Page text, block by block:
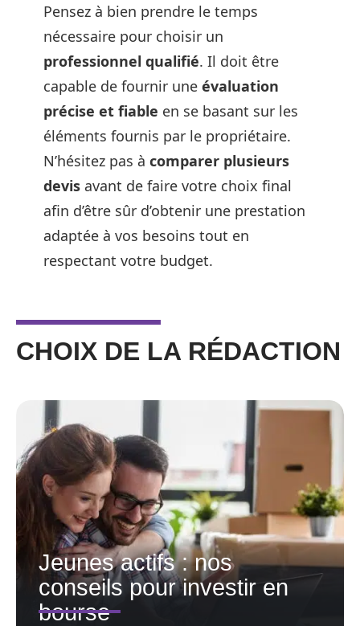
Pensez à bien prendre le temps
nécessaire pour choisir un
professionnel qualifié. Il doit être
capable de fournir une évaluation
précise et fiable en se basant sur les
éléments fournis par le propriétaire.
N’hésitez pas à comparer plusieurs
devis avant de faire votre choix final
afin d’être sûr d’obtenir une prestation
adaptée à vos besoins tout en
respectant votre budget.
CHOIX DE LA RÉDACTION
Jeunes actifs : nos
conseils pour investir en
bourse